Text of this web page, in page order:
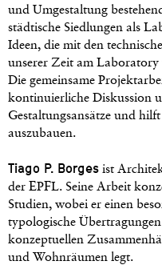
und Umgestaltung
städtische Siedlungen als
Ideen, die mit den
unserer Zeit am
Die gemeinsame
kontinuierliche Diskussion
Gestaltungsansätze und
auszubauen.
Tiago P. Borges ist
der EPFL. Seine Arbeit
Studien, wobei er einen
typologische
konzeptuellen
und Wohnräumen legt.